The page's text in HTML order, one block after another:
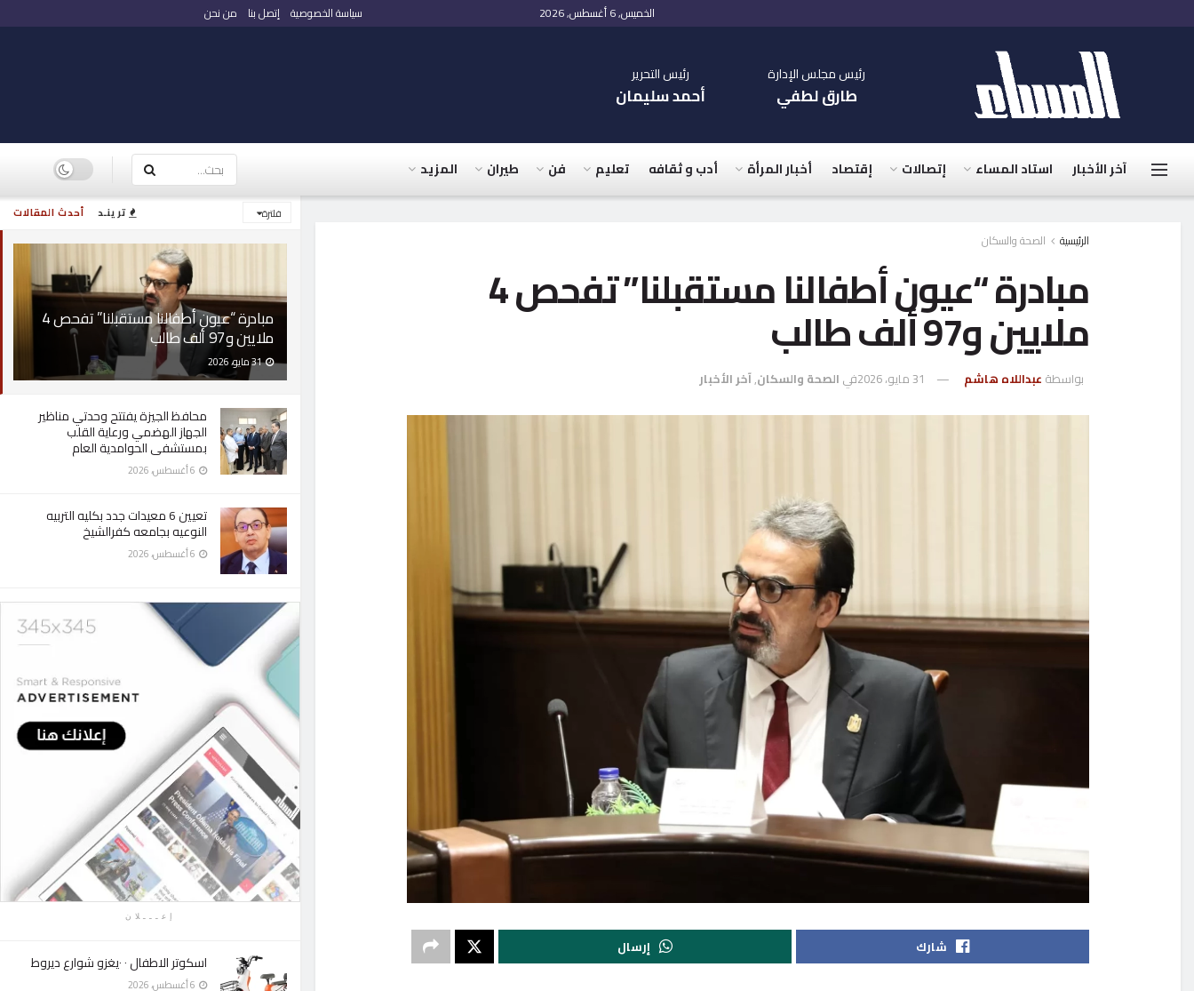
أحدث المقالات ترينـد فلترة
مبادرة “عيون أطفالنا مستقبلنا” تفحص 4
ملايين و97 ألف طالب
31 مايو، 2026
محافظ الجيزة يفتتح وحدتي مناظير
الجهاز الهضمي ورعاية القلب
بمستشفى الحوامدية العام
تعيين 6 معيدات جدد بكليه التربيه
النوعيه بجامعه كفرالشيخ
إعـــلان
اسكوتر الاطفال ٠ ٠يغزو شوارع ديروط
الخميس, 6 أغسطس, 2026 سياسة الخصوصية إتصل بنا من نحن
رئيس مجلس الإدارة
طارق لطفي
رئيس التحرير
أحمد سليمان
آخر الأخبار استاد المساء إتصالات إقتصاد أخبار المرأة أدب و ثقافه تعليم فن طيران المزيد
الرئيسية الصحة والسكان
مبادرة “عيون أطفالنا مستقبلنا” تفحص 4
ملايين و97 ألف طالب
بواسطة عبداللاه هاشم 31 مايو، 2026 في الصحة والسكان,آخر الأخبار
شارك إرسال